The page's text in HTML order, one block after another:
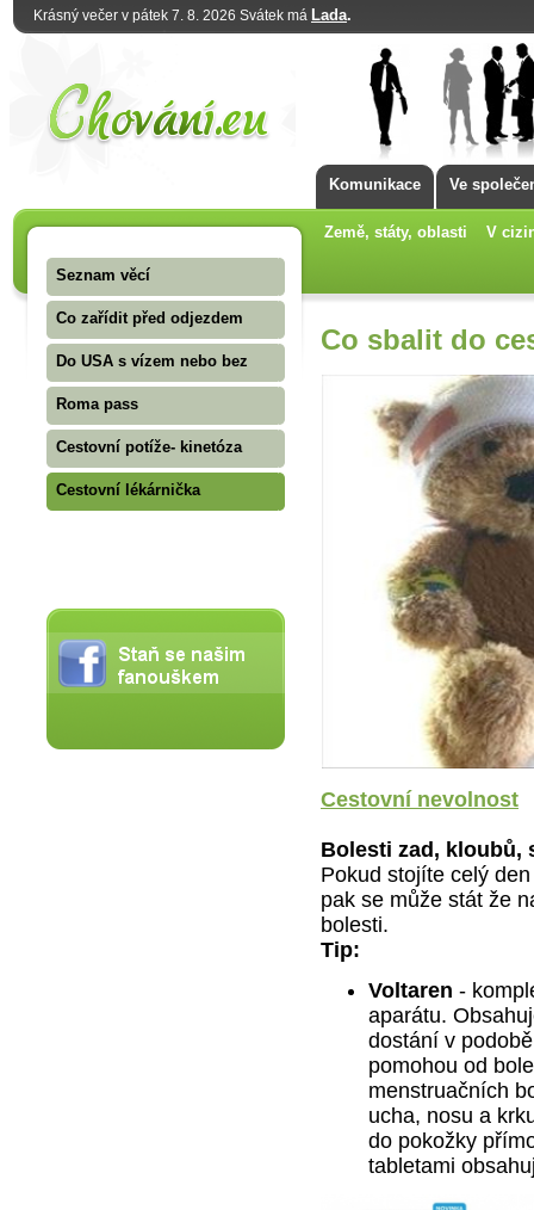
Krásný večer v pátek 7. 8. 2026 Svátek má Lada.
Komunikace Ve
Země, státy, oblasti V
Seznam věcí
Co zařídit před odjezdem
Do USA s vízem nebo bez
Roma pass
Cestovní potíže- kinetóza
Cestovní lékárnička
Co sbalit do
Cestovní nevolnost
Bolesti zad, kloubů,
Pokud stojíte celý
pak se může stát že
bolesti.
Tip:
Voltaren -
aparátu.
dostání v
pomohou od
menstruačních
ucha, nosu a
do pokožky
tabletami